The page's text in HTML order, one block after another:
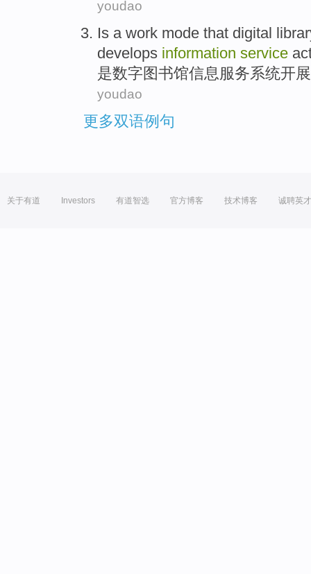
youdao
Is a work mode that digital
develops information service
是数字图书馆信息服务系统开展
youdao
更多双语例句
关于有道 Investors 有道智选 官方博客 技术博客 诚聘英才